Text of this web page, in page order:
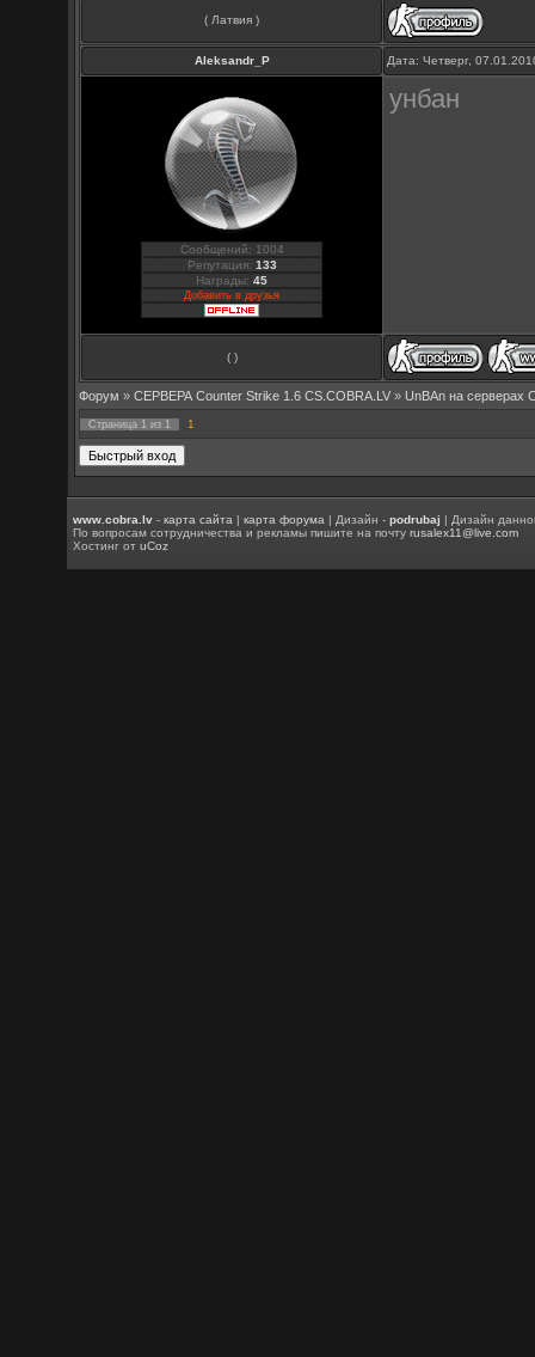
( Латвия )
Aleksandr_P Дата: Четверг,
Сообщений: 1004
Репутация: 133
Награды:45
Добавить в друзья
унбан
( )
Форум » СЕРВЕРА Counter Strike 1.6 CS.COBRA.LV » UnBAn на серверах
Страница 1 из 1 1
www.cobra.lv -карта сайта |карта форума | Дизайн -podrubaj | Дизайн
По вопросам сотрудничества и рекламы пишите на почтуrusalex11@live.com
Хостинг отuCoz